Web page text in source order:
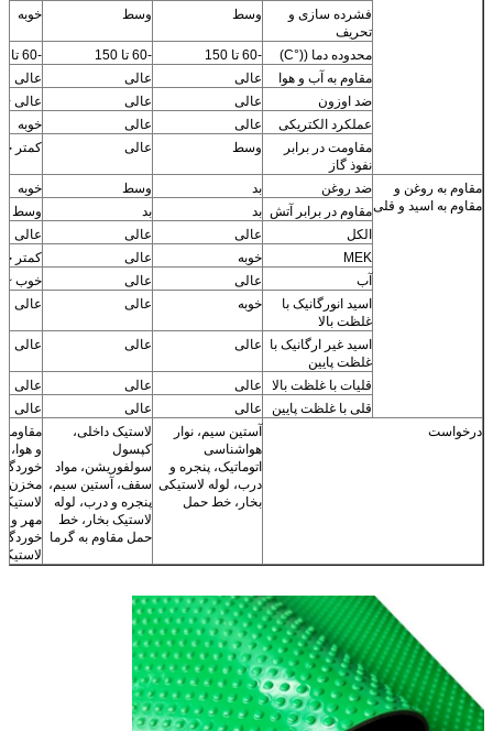
فشرده سازی و
تحریف
وسط وسط خوبه
محدوده دما ((°C) -60 تا 150 -60 تا 150
-60 تا 150
مقاوم به آب و هوا
عالی عالی
عالی
ضد اوزون
عالی عالی
عالی +
عملکرد الکتریکی
عالی عالی
خوبه
مقاومت در برابر
نفوذ گاز
وسط عالی کمتر
مقاوم به روغن و
مقاوم به اسید و قلی
ضد روغن بد وسط
خوبه
مقاوم در برابر آتش بد بد
وسط
الکل
عالی عالی
عالی
MEK
خوبه عالی
کمتر
آب
عالی عالی
خوب ~
اسید انورگانیک با
غلظت بالا
خوبه عالی عالی
اسید غیر ارگانیک با
غلظت پایین
عالی عالی عالی
قلیات با غلظت بالا عالی عالی
عالی
قلی با غلظت پایین
عالی عالی
عالی
درخواست
آستین سیم، نوار
هواشناسی
اتوماتیک، پنجره و
درب، لوله لاستیکی
بخار، خط حمل
لاستیک داخلی،
کپسول
سولفوریشن، مواد
سقف، آستین سیم،
پنجره و درب، لوله
لاستیک بخار، خط
حمل مقاوم به گرما
مقاومت
و
مخزن،
مهر و